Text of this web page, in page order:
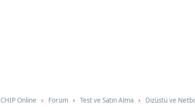
CHIP Online Forum Test ve Satın Alma Dizüstü ve